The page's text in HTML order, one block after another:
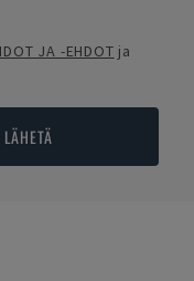
JA -EHDOT ja
LÄHETÄ